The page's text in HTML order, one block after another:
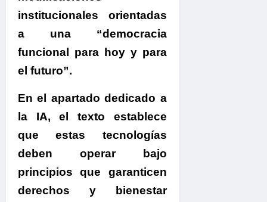
institucionales orientadas
a una “democracia
funcional para hoy y para
el futuro”.
En el apartado dedicado a
la IA, el texto establece
que estas tecnologías
deben operar bajo
principios que garanticen
derechos y bienestar